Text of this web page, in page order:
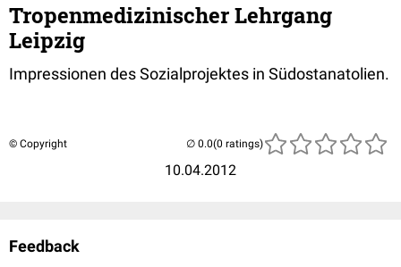
Tropenmedizinischer Lehrgang
Leipzig
Impressionen des Sozialprojektes in Südostanatolien.
© Copyright
10.04.2012
(0 ratings)
Feedback